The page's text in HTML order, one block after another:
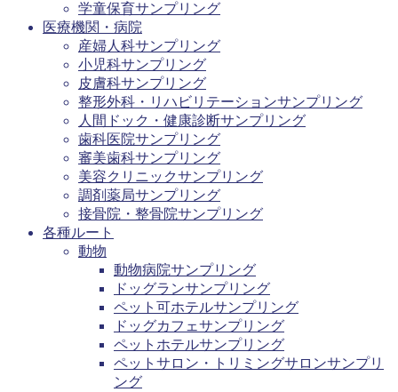
学童保育サンプリング
医療機関・病院
産婦人科サンプリング
小児科サンプリング
皮膚科サンプリング
整形外科・リハビリテーションサンプリング
人間ドック・健康診断サンプリング
歯科医院サンプリング
審美歯科サンプリング
美容クリニックサンプリング
調剤薬局サンプリング
接骨院・整骨院サンプリング
各種ルート
動物
動物病院サンプリング
ドッグランサンプリング
ペット可ホテルサンプリング
ドッグカフェサンプリング
ペットホテルサンプリング
ペットサロン・トリミングサロンサンプリ
ング